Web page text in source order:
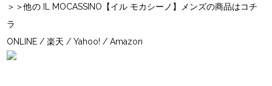
＞＞他の IL MOCASSINO【イル モカシーノ】メンズの商品はコチ
ラ
ONLINE /楽天 /Yahoo! /Amazon